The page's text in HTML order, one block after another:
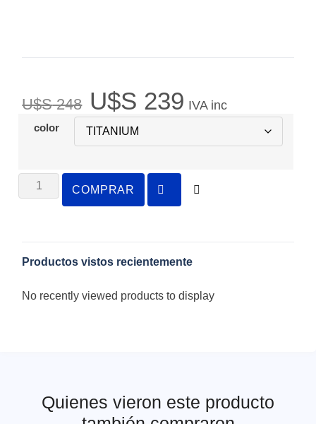
U$S248 U$S 239 IVA inc
color
COMPRAR
Productos vistos recientemente
No recently viewed products to display
Quienes vieron este producto